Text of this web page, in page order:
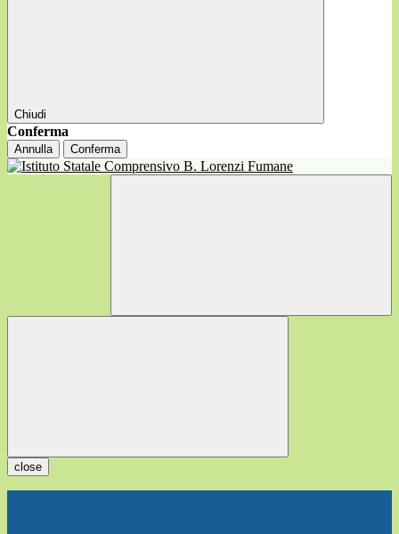
Chiudi
Conferma
Annulla Conferma
close